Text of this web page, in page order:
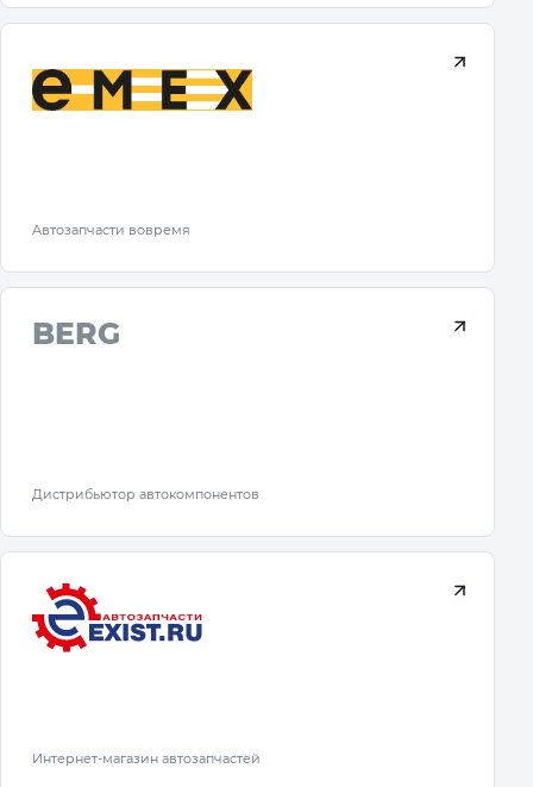
Автозапчасти вовремя
BERG
Дистрибьютор автокомпонентов
Интернет-магазин автозапчастей